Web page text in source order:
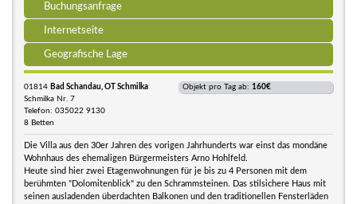
Buchungsanfrage
Internetseite
Geografische Lage
01814 Bad Schandau, OT Schmilka
Schmilka Nr. 7
Telefon: 035022 9130
8 Betten
Objekt pro Tag ab: 160€
Die Villa aus den 30er Jahren des vorigen Jahrhunderts war einst das mondäne
Wohnhaus des ehemaligen Bürgermeisters Arno Hohlfeld.
Heute sind hier zwei Etagenwohnungen für je bis zu 4 Personen mit dem
berühmten "Dolomitenblick" zu den Schrammsteinen. Das stilsichere Haus mit
seinen ausladenden überdachten Balkonen und den traditionellen Fensterläden